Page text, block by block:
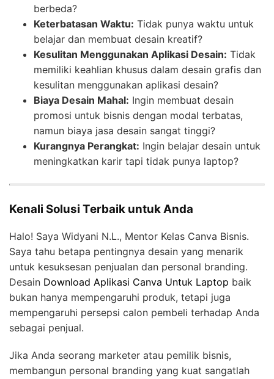
berbeda?
Keterbatasan Waktu: Tidak punya waktu untuk
belajar dan membuat desain kreatif?
Kesulitan Menggunakan Aplikasi Desain: Tidak
memiliki keahlian khusus dalam desain grafis dan
kesulitan menggunakan aplikasi desain?
Biaya Desain Mahal: Ingin membuat desain
promosi untuk bisnis dengan modal terbatas,
namun biaya jasa desain sangat tinggi?
Kurangnya Perangkat: Ingin belajar desain untuk
meningkatkan karir tapi tidak punya laptop?
Kenali Solusi Terbaik untuk Anda
Halo! Saya Widyani N.L., Mentor Kelas Canva Bisnis.
Saya tahu betapa pentingnya desain yang menarik
untuk kesuksesan penjualan dan personal branding.
Desain Download Aplikasi Canva Untuk Laptop baik
bukan hanya mempengaruhi produk, tetapi juga
mempengaruhi persepsi calon pembeli terhadap Anda
sebagai penjual.
Jika Anda seorang marketer atau pemilik bisnis,
membangun personal branding yang kuat sangatlah